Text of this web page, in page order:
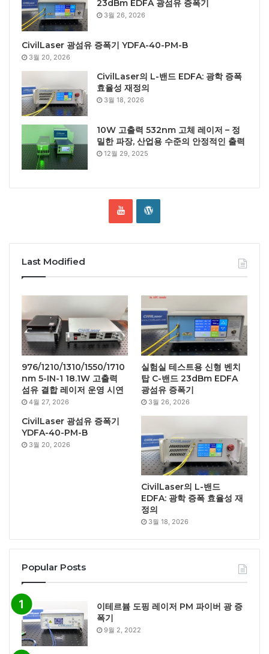
23dBm EDFA 광섬유 증폭기
3월 26, 2026
CivilLaser 광섬유 증폭기 YDFA-40-PM-B
3월 20, 2026
CivilLaser의 L-밴드 EDFA: 광학 증폭
효율성 재정의
3월 18, 2026
10W 고출력 532nm 고체 레이저 – 정
밀한 파장, 산업용 수준의 안정적인 출력
12월 29, 2025
Last Modified
976/1210/1310/1550/1710
nm 5-IN-1 18.1W 고출력
섬유 결합 레이저 운영 시연
4월 27, 2026
실험실 테스트용 신형 벤치
탑 C-밴드 23dBm EDFA
광섬유 증폭기
3월 26, 2026
CivilLaser 광섬유 증폭기
YDFA-40-PM-B
3월 20, 2026
CivilLaser의 L-밴드
EDFA: 광학 증폭 효율성 재
정의
3월 18, 2026
Popular Posts
이테르븀 도핑 레이저 PM 파이버 광 증
폭기
9월 2, 2022